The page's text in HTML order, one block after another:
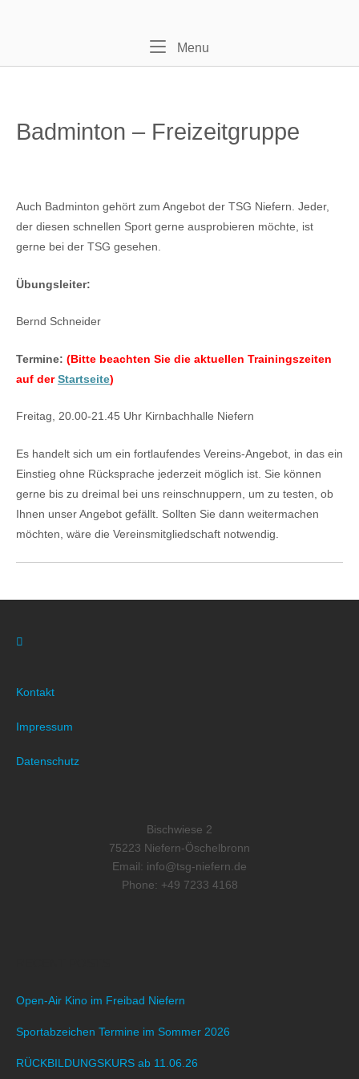
Menu
Badminton – Freizeitgruppe
Auch Badminton gehört zum Angebot der TSG Niefern. Jeder,
der diesen schnellen Sport gerne ausprobieren möchte, ist
gerne bei der TSG gesehen.
Übungsleiter:
Bernd Schneider
Termine: (Bitte beachten Sie die aktuellen Trainingszeiten
auf derStartseite)
Freitag, 20.00-21.45 Uhr Kirnbachhalle Niefern
Es handelt sich um ein fortlaufendes Vereins-Angebot, in das ein
Einstieg ohne Rücksprache jederzeit möglich ist. Sie können
gerne bis zu dreimal bei uns reinschnuppern, um zu testen, ob
Ihnen unser Angebot gefällt. Sollten Sie dann weitermachen
möchten, wäre die Vereinsmitgliedschaft notwendig.
Kontakt
Impressum
Datenschutz
Bischwiese 2
75223 Niefern-Öschelbronn
Email: info@tsg-niefern.de
Phone: +49 7233 4168
Open-Air Kino im Freibad Niefern
Sportabzeichen Termine im Sommer 2026
RÜCKBILDUNGSKURS ab 11.06.26